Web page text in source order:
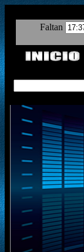
Faltan